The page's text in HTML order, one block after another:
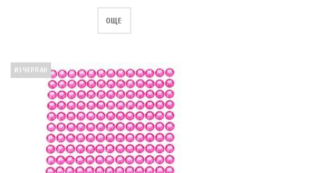
ОЩЕ
ИЗЧЕРПАН